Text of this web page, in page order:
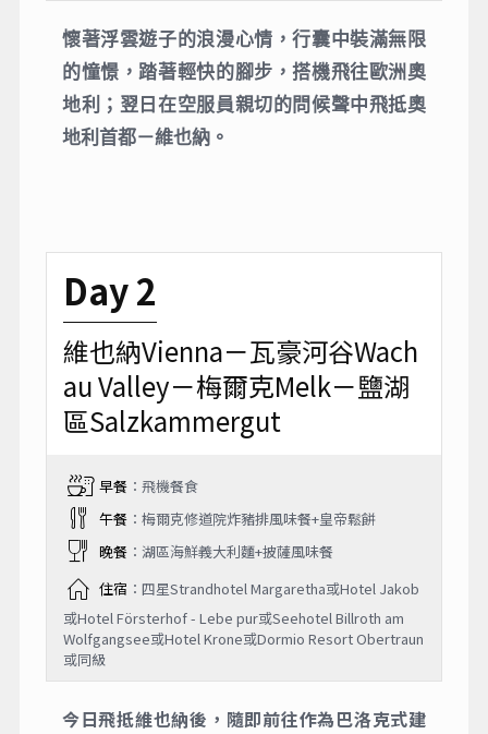
懷著浮雲遊子的浪漫心情，行囊中裝滿無限
的憧憬，踏著輕快的腳步，搭機飛往歐洲奧
地利；翌日在空服員親切的問候聲中飛抵奧
地利首都－維也納。
Day 2
維也納Vienna－瓦豪河谷Wach
au Valley－梅爾克Melk－鹽湖
區Salzkammergut
早餐：飛機餐食
午餐：梅爾克修道院炸豬排風味餐+皇帝鬆餅
晚餐：湖區海鮮義大利麵+披薩風味餐
住宿 ：四星Strandhotel Margaretha或Hotel Jakob
或Hotel Försterhof - Lebe pur或Seehotel Billroth am
Wolfgangsee或Hotel Krone或Dormio Resort Obertraun
或同級
今日飛抵維也納後，隨即前往作為巴洛克式建